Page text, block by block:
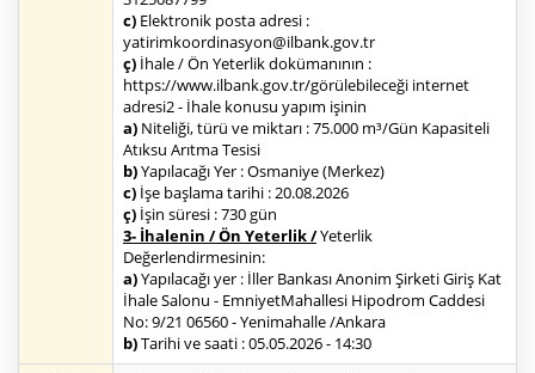
c) Elektronik posta adresi :
yatirimkoordinasyon@ilbank.gov.tr
ç) İhale / Ön Yeterlik dokümanının :
https://www.ilbank.gov.tr/görülebileceği internet
adresi2 - İhale konusu yapım işinin
a) Niteliği, türü ve miktarı : 75.000 m³/Gün Kapasiteli
Atıksu Arıtma Tesisi
b)Yapılacağı Yer : Osmaniye (Merkez)
c) İşe başlama tarihi : 20.08.2026
ç) İşin süresi : 730 gün
3- İhalenin / Ön Yeterlik /Yeterlik
Değerlendirmesinin:
a)Yapılacağı yer : İller Bankası Anonim Şirketi Giriş Kat
İhale Salonu - EmniyetMahallesi Hipodrom Caddesi
No: 9/21 06560 - Yenimahalle /Ankara
b)Tarihi ve saati : 05.05.2026 - 14:30